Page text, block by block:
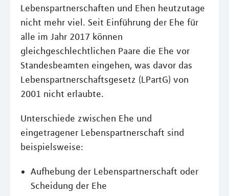
Lebenspartnerschaften und Ehen heutzutage
nicht mehr viel. Seit Einführung der Ehe für
alle im Jahr 2017 können
gleichgeschlechtlichen Paare die Ehe vor
Standesbeamten eingehen, was davor das
Lebenspartnerschaftsgesetz (LPartG) von
2001 nicht erlaubte.
Unterschiede zwischen Ehe und
eingetragener Lebenspartnerschaft sind
beispielsweise:
Aufhebung der Lebenspartnerschaft oder
Scheidung der Ehe